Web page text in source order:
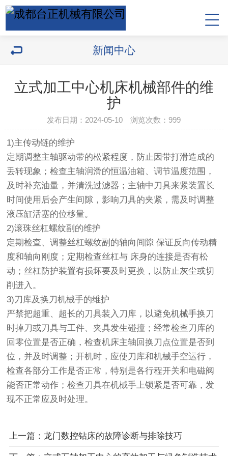
新闻中心
立式加工中心机床机械部件的维
护
发布日期：2024-05-10 浏览次数： 999
1)主传动链的维护
定期调整主轴驱动带的松紧程度，防止因带打滑造成的
丢转现象；检查主轴润滑的恒温油箱、调节温度范围，
及时补充油量，并清洗过滤器；主轴中刀具来紧装置长
时间使用后会产生间隙，影响刀具的夹紧，需及时调整
液压缸活塞的位移量。
2)滚珠丝杠螺纹副的维护
定期检查、调整丝杠螺纹副的轴向间隙 保证反向传动精
度和轴向刚度；定期检查丝杠与 床身的连接是否有松
动；丝杠防护装置有损坏要及时更换，以防止灰尘或切
削进入。
3)刀库及换刀机械手的维护
严禁把超重、超长的刀具装入刀库，以避免机械手换刀
时掉刀或刀具与工件、夹具发生碰撞；经常检查刀库的
回零位置是否正确，检查机床主轴回换刀点位置是否到
位，并及时调整；开机时，应使刀库和机械手空运行，
检查各部分工作是否正常，特别是各行程开关和电磁阀
能否正常动作；检查刀具在机械手上锁紧是否可靠，发
现不正常应及时处理。
上一篇：龙门数控钻床的故障诊断与排除技巧